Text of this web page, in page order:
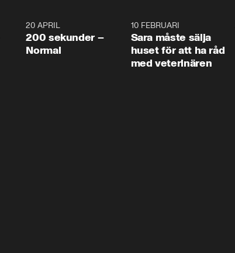
4:2320 APRIL
200 sekunder –
Normal
10 FEBRUARI
Sara måste sälja
huset för att ha råd
med veterinären